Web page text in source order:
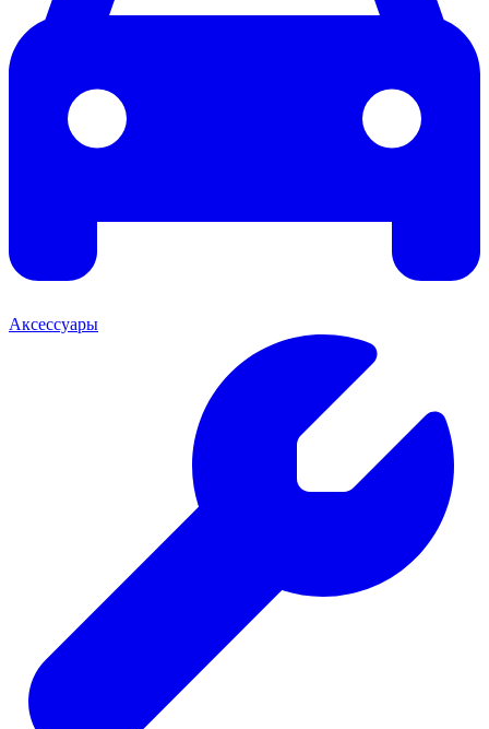
Аксессуары